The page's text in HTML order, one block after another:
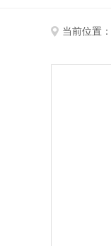
当前位置：